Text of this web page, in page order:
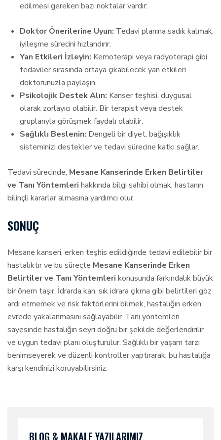
BLOG & MAKALE YAZILARIMIZ
edilmesi gereken bazı noktalar vardır:
Doktor Önerilerine Uyun: Tedavi planına sadık kalmak,
iyileşme sürecini hızlandırır.
Yan Etkileri İzleyin: Kemoterapi veya radyoterapi gibi
tedaviler sırasında ortaya çıkabilecek yan etkileri
doktorunuzla paylaşın.
Psikolojik Destek Alın: Kanser teşhisi, duygusal
olarak zorlayıcı olabilir. Bir terapist veya destek
gruplarıyla görüşmek faydalı olabilir.
Sağlıklı Beslenin: Dengeli bir diyet, bağışıklık
sisteminizi destekler ve tedavi sürecine katkı sağlar.
Tedavi sürecinde, Mesane Kanserinde Erken Belirtiler
ve Tanı Yöntemleri hakkında bilgi sahibi olmak, hastanın
bilinçli kararlar almasına yardımcı olur.
SONUÇ
Mesane kanseri, erken teşhis edildiğinde tedavi edilebilir bir
hastalıktır ve bu süreçte Mesane Kanserinde Erken
Belirtiler ve Tanı Yöntemleri konusunda farkındalık büyük
bir önem taşır. İdrarda kan, sık idrara çıkma gibi belirtileri göz
ardı etmemek ve risk faktörlerini bilmek, hastalığın erken
evrede yakalanmasını sağlayabilir. Tanı yöntemleri
sayesinde hastalığın seyri doğru bir şekilde değerlendirilir
ve uygun tedavi planı oluşturulur. Sağlıklı bir yaşam tarzı
benimseyerek ve düzenli kontroller yaptırarak, bu hastalığa
karşı kendinizi koruyabilirsiniz.